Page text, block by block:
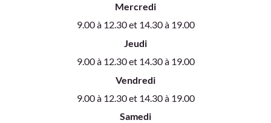
Mercredi
9.00 à 12.30 et 14.30 à 19.00
Jeudi
9.00 à 12.30 et 14.30 à 19.00
Vendredi
9.00 à 12.30 et 14.30 à 19.00
Samedi